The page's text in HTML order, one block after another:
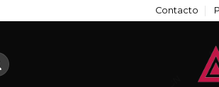
Contacto